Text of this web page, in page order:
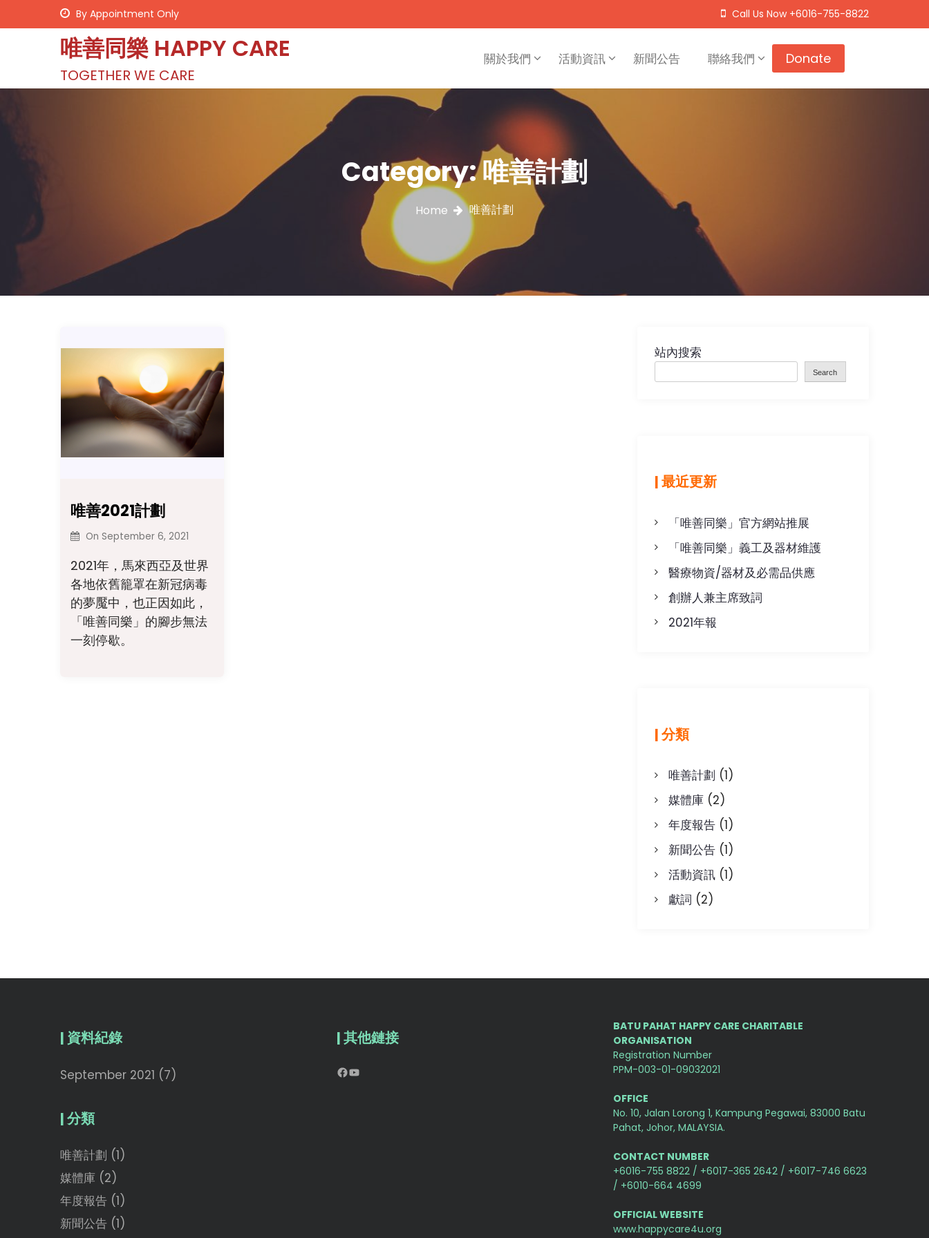
k
By Appointment Only Call Us Now +6016-755-8822
唯善同樂 HAPPY CARE
TOGETHER WE CARE
關於我們 活動資訊 新聞公告 聯絡我們 Donate
Category:唯善計劃
Home 唯善計劃
唯善2021計劃
On September 6, 2021
2021年，馬來西亞及世界
各地依舊籠罩在新冠病毒
的夢魘中，也正因如此，
「唯善同樂」的腳步無法
一刻停歇。
站內搜索
Search
| 最近更新
「唯善同樂」官方網站推展
「唯善同樂」義工及器材維護
醫療物資/器材及必需品供應
創辦人兼主席致詞
2021年報
| 分類
唯善計劃 (1)
媒體庫(2)
年度報告(1)
新聞公告(1)
活動資訊(1)
獻詞 (2)
| 資料紀錄
September 2021 (7)
| 分類
唯善計劃 (1)
媒體庫 (2)
年度報告 (1)
新聞公告 (1)
| 其他鏈接
Facebook YouTube
BATU PAHAT HAPPY CARE CHARITABLE
ORGANISATION
Registration Number
PPM-003-01-09032021
OFFICE
No. 10, Jalan Lorong 1, Kampung Pegawai, 83000 Batu
Pahat, Johor, MALAYSIA.
CONTACT NUMBER
+6016-755 8822 / +6017-365 2642 / +6017-746 6623
/ +6010-664 4699
OFFICIAL WEBSITE
www.happycare4u.org